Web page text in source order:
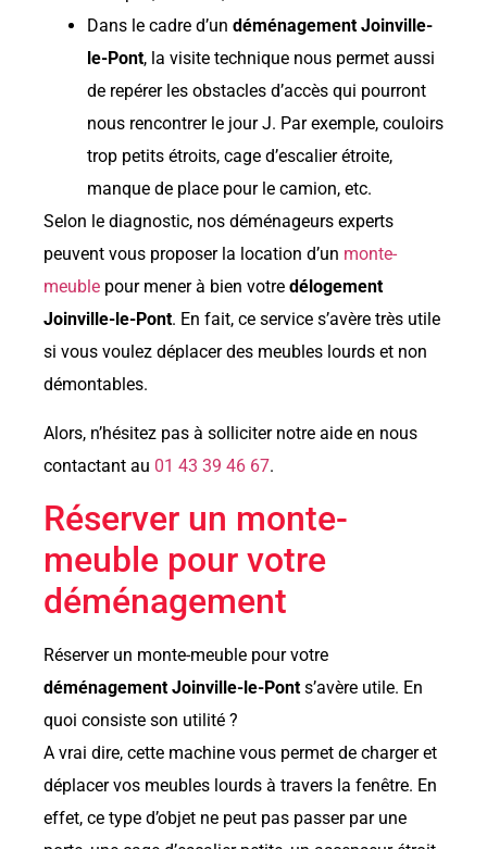
Dans le cadre d’un déménagement Joinville-
le-Pont, la visite technique nous permet aussi
de repérer les obstacles d’accès qui pourront
nous rencontrer le jour J. Par exemple, couloirs
trop petits étroits, cage d’escalier étroite,
manque de place pour le camion, etc.
Selon le diagnostic, nos déménageurs experts
peuvent vous proposer la location d’un monte-
meuble pour mener à bien votre délogement
Joinville-le-Pont. En fait, ce service s’avère très utile
si vous voulez déplacer des meubles lourds et non
démontables.
Alors, n’hésitez pas à solliciter notre aide en nous
contactant au 01 43 39 46 67.
Réserver un monte-
meuble pour votre
déménagement
Réserver un monte-meuble pour votre
déménagement Joinville-le-Pont s’avère utile. En
quoi consiste son utilité ?
A vrai dire, cette machine vous permet de charger et
déplacer vos meubles lourds à travers la fenêtre. En
effet, ce type d’objet ne peut pas passer par une